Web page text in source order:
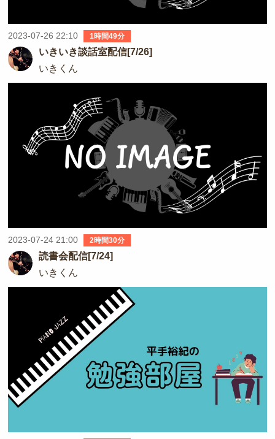
2023-07-26 22:10 1時間49分
いきいき談話室配信[7/26]
いきくん
2023-07-24 21:00 2時間30分
読書会配信[7/24]
いきくん